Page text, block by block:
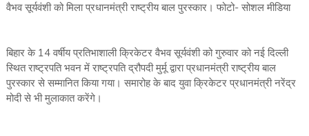
वैभव सूर्यवंशी को मिला प्रधानमंत्री राष्ट्रीय बाल पुरस्कार। फोटो- सोशल मीडिया
बिहार के 14 वर्षीय प्रतिभाशाली क्रिकेटर वैभव सूर्यवंशी को गुरुवार को नई दिल्ली
स्थित राष्ट्रपति भवन में राष्ट्रपति द्रौपदी मुर्मू द्वारा प्रधानमंत्री राष्ट्रीय बाल
पुरस्कार से सम्मानित किया गया। समारोह के बाद युवा क्रिकेटर प्रधानमंत्री नरेंद्र
मोदी से भी मुलाकात करेंगे।